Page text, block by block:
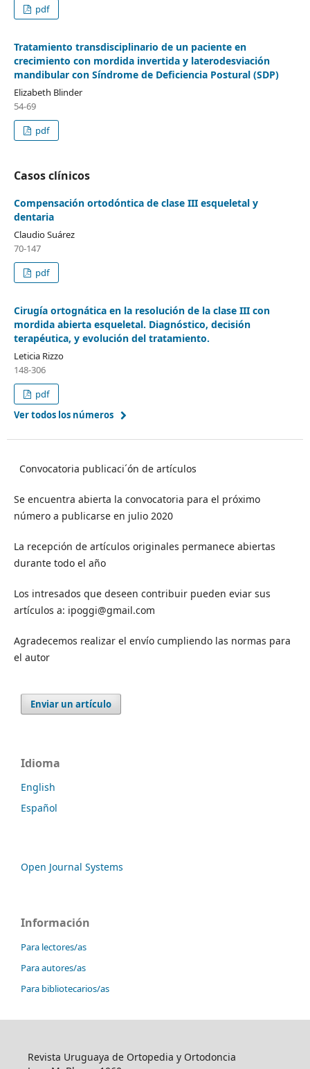
pdf
Tratamiento transdisciplinario de un paciente en
crecimiento con mordida invertida y laterodesviación
mandibular con Síndrome de Deficiencia Postural (SDP)
Elizabeth Blinder
54-69
pdf
Casos clínicos
Compensación ortodóntica de clase III esqueletal y
dentaria
Claudio Suárez
70-147
pdf
Cirugía ortognática en la resolución de la clase III con
mordida abierta esqueletal. Diagnóstico, decisión
terapéutica, y evolución del tratamiento.
Leticia Rizzo
148-306
pdf
Ver todos los números
Convocatoria publicaci´ón de artículos
Se encuentra abierta la convocatoria para el próximo
número a publicarse en julio 2020
La recepción de artículos originales permanece abiertas
durante todo el año
Los intresados que deseen contribuir pueden eviar sus
artículos a: ipoggi@gmail.com
Agradecemos realizar el envío cumpliendo las normas para
el autor
Enviar un artículo
Idioma
English
Español
Open Journal Systems
Información
Para lectores/as
Para autores/as
Para bibliotecarios/as
Revista Uruguaya de Ortopedia y Ortodoncia